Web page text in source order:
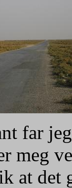
far
meg
at det